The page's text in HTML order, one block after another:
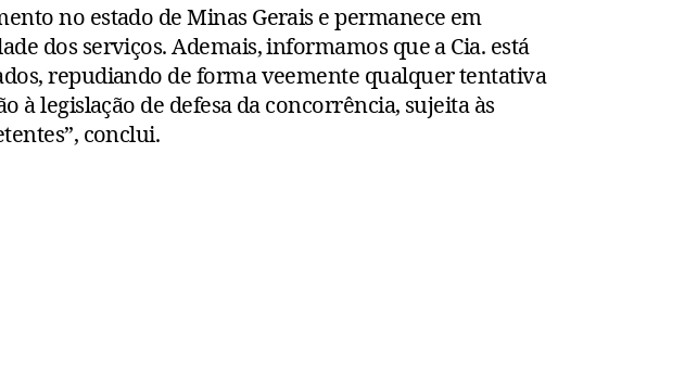
no estado de Minas Gerais e permanece em
dos serviços. Ademais, informamos que a Cia. está
repudiando de forma veemente qualquer tentativa
à legislação de defesa da concorrência, sujeita às
conclui.